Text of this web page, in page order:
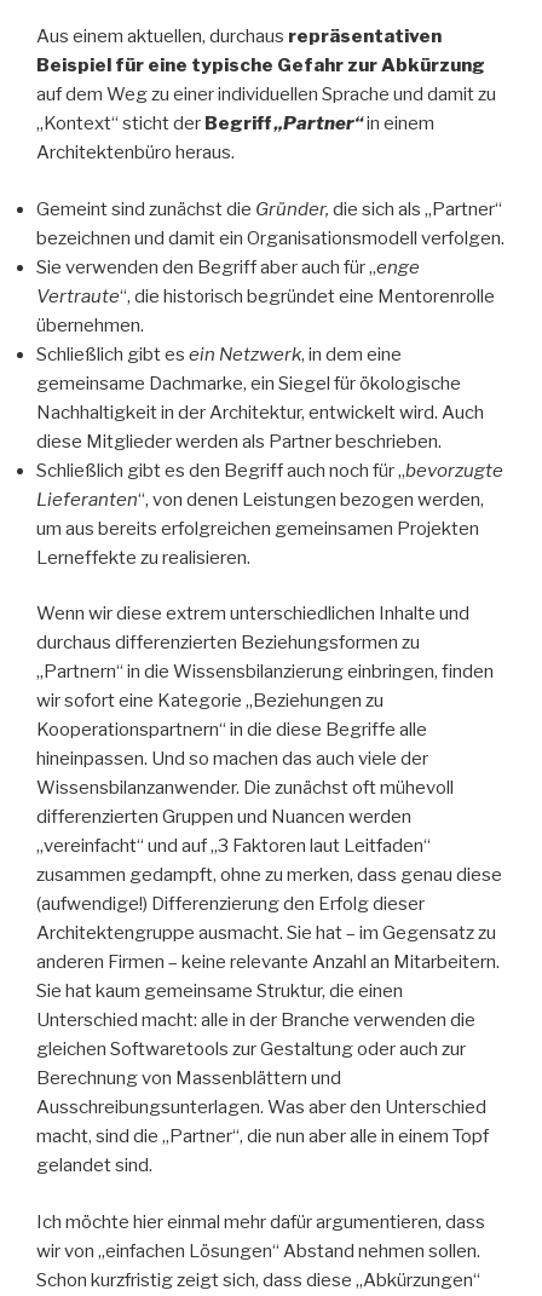
Aus einem aktuellen, durchaus repräsentativen
Beispiel für eine typische Gefahr zur Abkürzung
auf dem Weg zu einer individuellen Sprache und damit zu
„Kontext“ sticht der Begriff„Partner“in einem
Architektenbüro heraus.
Gemeint sind zunächst die Gründer, die sich als „Partner“
bezeichnen und damit ein Organisationsmodell verfolgen.
Sie verwenden den Begriff aber auch für „enge
Vertraute“, die historisch begründet eine Mentorenrolle
übernehmen.
Schließlich gibt es ein Netzwerk, in dem eine
gemeinsame Dachmarke, ein Siegel für ökologische
Nachhaltigkeit in der Architektur, entwickelt wird. Auch
diese Mitglieder werden als Partner beschrieben.
Schließlich gibt es den Begriff auch noch für „bevorzugte
Lieferanten“, von denen Leistungen bezogen werden,
um aus bereits erfolgreichen gemeinsamen Projekten
Lerneffekte zu realisieren.
Wenn wir diese extrem unterschiedlichen Inhalte und
durchaus differenzierten Beziehungsformen zu
„Partnern“ in die Wissensbilanzierung einbringen, finden
wir sofort eine Kategorie „Beziehungen zu
Kooperationspartnern“ in die diese Begriffe alle
hineinpassen. Und so machen das auch viele der
Wissensbilanzanwender. Die zunächst oft mühevoll
differenzierten Gruppen und Nuancen werden
„vereinfacht“ und auf „3 Faktoren laut Leitfaden“
zusammen gedampft, ohne zu merken, dass genau diese
(aufwendige!) Differenzierung den Erfolg dieser
Architektengruppe ausmacht. Sie hat – im Gegensatz zu
anderen Firmen – keine relevante Anzahl an Mitarbeitern.
Sie hat kaum gemeinsame Struktur, die einen
Unterschied macht: alle in der Branche verwenden die
gleichen Softwaretools zur Gestaltung oder auch zur
Berechnung von Massenblättern und
Ausschreibungsunterlagen. Was aber den Unterschied
macht, sind die „Partner“, die nun aber alle in einem Topf
gelandet sind.
Ich möchte hier einmal mehr dafür argumentieren, dass
wir von „einfachen Lösungen“ Abstand nehmen sollen.
Schon kurzfristig zeigt sich, dass diese „Abkürzungen“